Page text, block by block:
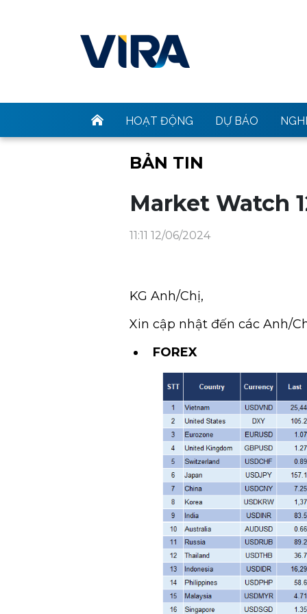
HOẠT ĐỘNG DỰ BÁO
BẢN TIN
Market Watch
11:11 12/06/2024
KG Anh/Chị,
Xin cập nhật đến các Anh/
FOREX